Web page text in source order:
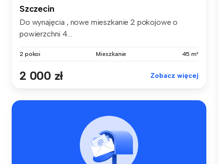
Szczecin
Do wynajęcia , nowe mieszkanie 2 pokojowe o
powierzchni 4...
2 pokoi Mieszkanie 45 m²
2 000 zł Zobacz więcej